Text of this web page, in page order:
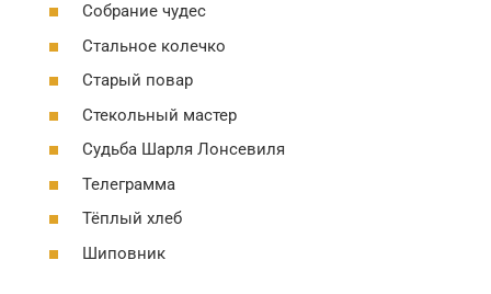
Собрание чудес
Стальное колечко
Старый повар
Стекольный мастер
Судьба Шарля Лонсевиля
Телеграмма
Тёплый хлеб
Шиповник